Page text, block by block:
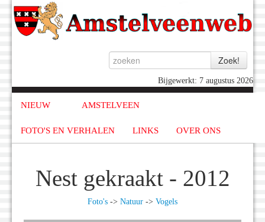
Bijgewerkt: 7 augustus 2026
NIEUW AMSTELVEEN
FOTO'S EN VERHALEN LINKS OVER ONS
Nest gekraakt - 2012
Foto's -> Natuur -> Vogels